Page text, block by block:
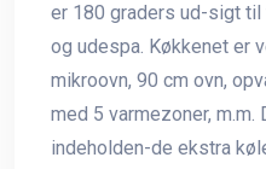
er 180 graders ud-sigt til
og udespa. Køkkenet er
mikroovn, 90 cm ovn,
med 5 varmezoner, m.m.
indeholden-de ekstra